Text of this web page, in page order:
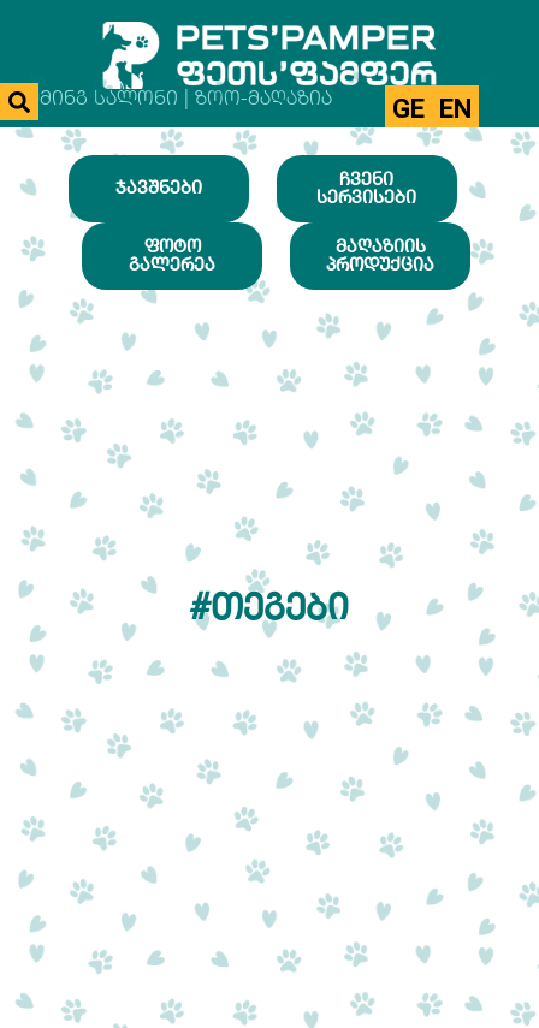
ᲒᲠᲣᲛᲘᲜᲒ ᲡᲐᲚᲝᲜᲘ | ᲖᲝᲝ-ᲛᲐᲦᲐᲖᲘᲐ GE EN
ᲯᲐᲕᲨᲜᲔᲑᲘ
ᲩᲕᲔᲜᲘ
ᲡᲔᲠᲕᲘᲡᲔᲑᲘ
ᲤᲝᲢᲝ
ᲒᲐᲚᲔᲠᲔᲐ
ᲛᲐᲦᲐᲖᲘᲘᲡ
ᲞᲠᲝᲓᲣᲥᲪᲘᲐ
#ᲗᲔᲒᲔᲑᲘ